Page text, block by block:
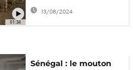
01:34
des moutons à l'Aïd
Al-Adha
13/08/2024
Sénégal : le mouton